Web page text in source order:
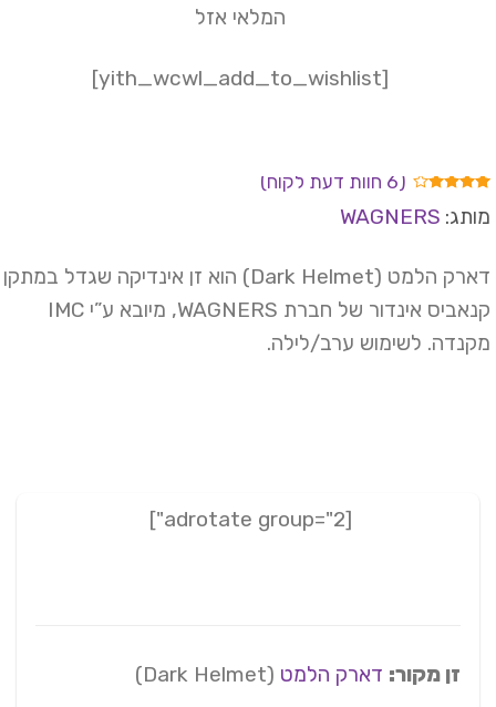
(
6חוות דעת לקוח)
WAGNERS
דארק הלמט (Dark Helmet) הוא זן אינדיקה שגדל במתקן
קנאביס אינדור של חברת WAGNERS, מיובא ע”י IMC
לשימוש ערב/לילה.
המלאי אזל
זן מקור: דארק הלמט(Dark Helmet)